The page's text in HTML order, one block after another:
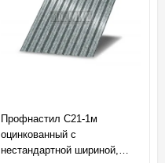
Профнастил C21-1м
оцинкованный с
нестандартной шириной,